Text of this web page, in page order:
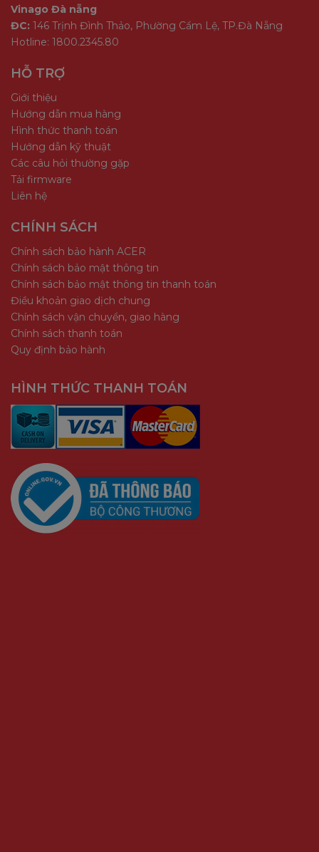
Vinago Đà nẵng
ĐC: 146 Trịnh Đình Thảo, Phường Cẩm Lệ, TP.Đà Nẵng
Hotline: 1800.2345.80
HỖ TRỢ
Giới thiệu
Hướng dẫn mua hàng
Hình thức thanh toán
Hướng dẫn kỹ thuật
Các câu hỏi thường gặp
Tải firmware
Liên hệ
CHÍNH SÁCH
Chính sách bảo hành ACER
Chính sách bảo mật thông tin
Chính sách bảo mật thông tin thanh toán
Điều khoản giao dịch chung
Chính sách vận chuyển, giao hàng
Chính sách thanh toán
Quy định bảo hành
HÌNH THỨC THANH TOÁN